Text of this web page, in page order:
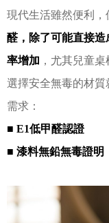
現代生活雖然便利，
醛， 除了可能直接
率增加 ，尤其兒童
選擇安全無毒的材質
需求：
■ E1低甲醛認證
■ 漆料無鉛無毒證明